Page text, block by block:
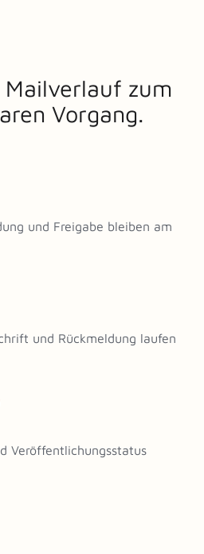
Mailverlauf zum
Vorgang.
und Freigabe bleiben am
und Rückmeldung laufen
Veröffentlichungsstatus